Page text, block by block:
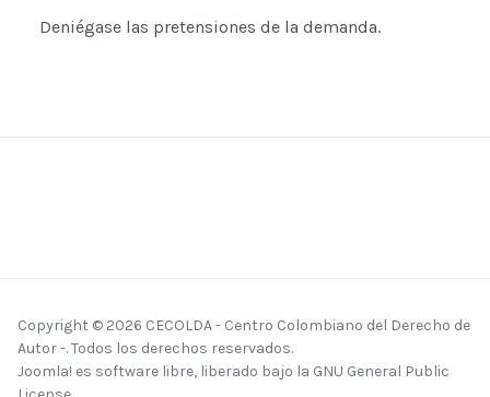
Deniégase las pretensiones de la demanda.
Copyright © 2026 CECOLDA - Centro Colombiano del Derecho de
Autor -. Todos los derechos reservados.
Joomla! es software libre, liberado bajo la GNU General Public